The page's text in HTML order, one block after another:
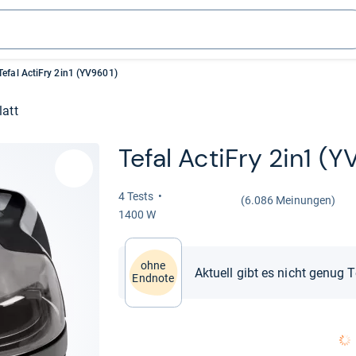
ActiFry 2in1 (YV9601)
Tefal ActiFry 2in1
4 Tests
(6.086 Meinungen)
1400 W
ohne
Endnote
Aktuell gibt es nicht genug